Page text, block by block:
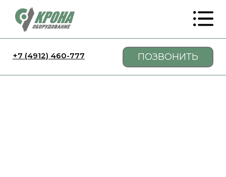
+7 (4912) 460-777 ПОЗВОНИТЬ